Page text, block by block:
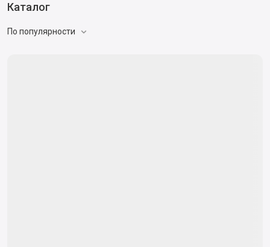
Каталог
По популярности